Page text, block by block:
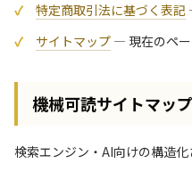
特定商取引法に基づく表記
サイトマップ — 現在のペ
機械可読サイトマップ
検索エンジン・AI向けの構造化